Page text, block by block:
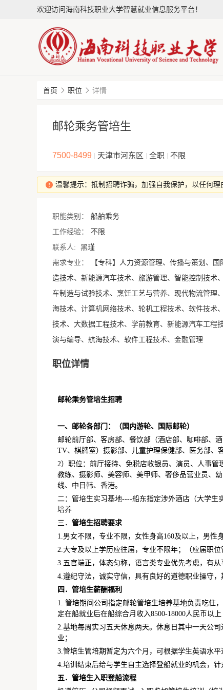
欢迎访问海南科技职业大学智慧就业信息服务平台！
首页 职位 详情
邮轮乘务管培生
7500-8499 天津市河东区 全职 不限
温馨提示：抵制招聘诈骗，加强自我保护，以任何理
职能类别： 船舶乘务
工作经验：
不限
联系人:
黑瑾
需求专业：
【专科】人力资源管理、传播与策划、
造技术、新能源汽车技术、旅游管理、智能控制技术
车制造与试验技术、烹饪工艺与营养、现代物流管理
海技术、计算机网络技术、轮机工程技术、软件技术
技术、大数据工程技术、学前教育、新能源汽车工程
演与编导、航海技术、软件工程技术、金融管理
职位详情
邮轮乘务管培生招聘
一、邮轮各部门：（国内游轮、国际邮轮）
邮轮前厅部、客房部、餐饮部（酒店部、咖啡部、
TV、棋牌室）摄影部、儿童护理保健部、医务部、
2）职位：前厅接待、免税店收银员、演员、人事
教练、摄影师、美容师、美甲师、奢侈品营业员、
线、中日韩、香港。
二：管培生实习基地----船东指定涉外酒店（大学
培养
三． 管培生招聘要求
1.男女不限，专业不限，女性身高160及以上，男性
2.大专及以上学历应往届，专业不限年；（应届职
3.五官端正，体态匀称，语言类专业优先考虑，有
4.遵纪守法，诚实守信，具有良好的道德职业操守，
四．管培生薪酬福利
1. 管培期间公司指定邮轮管培生培养基地负责吃住
定在船就业后在船综合月收入8500-18000人民币以
2.基地每周实习五天休息两天。休息日其中一天公
业；
3.管培生管培期暂定为六个月，可根据学生英语水
4.培训结束后给与学生自主选择登船就业的机会，
五．管培生入职登船流程